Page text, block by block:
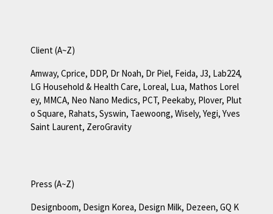
Client (A~Z)
Amway, Cprice, DDP, Dr Noah, Dr Piel, Feida, J3, Lab224,
LG Household & Health Care, Loreal, Lua, Mathos Lorel
ey, MMCA, Neo Nano Medics, PCT, Peekaby, Plover, Plut
o Square, Rahats, Syswin, Taewoong, Wisely, Yegi, Yves
Saint Laurent, ZeroGravity
Press (A~Z)
Designboom, Design Korea, Design Milk, Dezeen, GQ K